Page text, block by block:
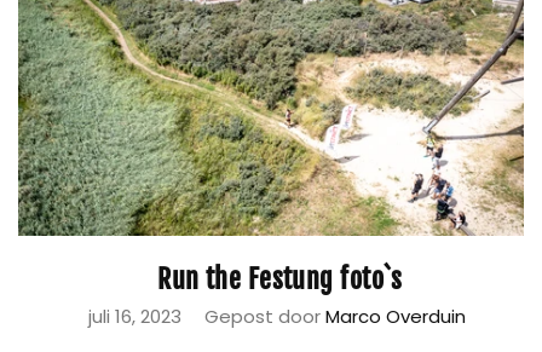
Run the Festung foto`s
juli 16, 2023 Gepost doorMarco Overduin